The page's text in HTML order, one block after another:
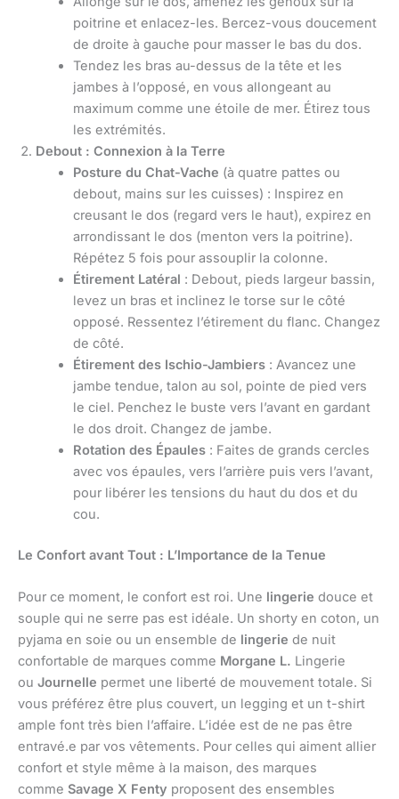
poitrine et enlacez-les. Bercez-vous doucement
de droite à gauche pour masser le bas du dos.
Tendez les bras au-dessus de la tête et les
jambes à l’opposé, en vous allongeant au
maximum comme une étoile de mer. Étirez tous
les extrémités.
Debout : Connexion à la Terre
Posture du Chat-Vache (à quatre pattes ou
debout, mains sur les cuisses) : Inspirez en
creusant le dos (regard vers le haut), expirez en
arrondissant le dos (menton vers la poitrine).
Répétez 5 fois pour assouplir la colonne.
Étirement Latéral : Debout, pieds largeur bassin,
levez un bras et inclinez le torse sur le côté
opposé. Ressentez l’étirement du flanc. Changez
de côté.
Étirement des Ischio-Jambiers: Avancez une
jambe tendue, talon au sol, pointe de pied vers
le ciel. Penchez le buste vers l’avant en gardant
le dos droit. Changez de jambe.
Rotation des Épaules: Faites de grands cercles
avec vos épaules, vers l’arrière puis vers l’avant,
pour libérer les tensions du haut du dos et du
cou.
Le Confort avant Tout : L’Importance de la Tenue
Pour ce moment, le confort est roi. Une lingerie douce et
souple qui ne serre pas est idéale. Un shorty en coton, un
pyjama en soie ou un ensemble de lingerie de nuit
confortable de marques comme Morgane L. Lingerie
ou Journelle permet une liberté de mouvement totale. Si
vous préférez être plus couvert, un legging et un t-shirt
ample font très bien l’affaire. L’idée est de ne pas être
entravé.e par vos vêtements. Pour celles qui aiment allier
confort et style même à la maison, des marques
comme Savage X Fenty proposent des ensembles